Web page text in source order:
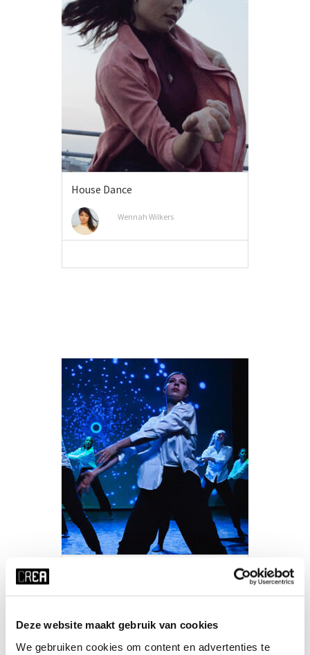
Deze website maakt gebruik van cookies
We gebruiken cookies om content en advertenties te
House Dance
Wennah Wilkers